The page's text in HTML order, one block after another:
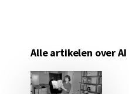
Alle artikelen over AI